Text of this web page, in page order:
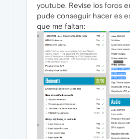
youtube. Revise los foros
pude conseguir hacer es
que me faltan: